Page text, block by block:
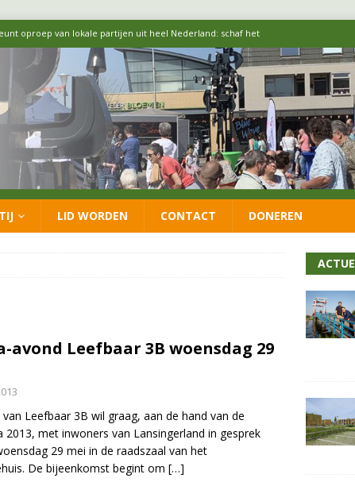
oproep van lokale partijen uit heel Nederland: schaf het
vacature voor onafhankelijke wethouder Sociaal Domein
Oekraïners én Lansingerlanders FRACTIE
presenteren coalitieakkoord: ‘Groeien met behoud van karakter’
op LOO2: belangen eigen inwoners moeten goed geborgd blijven
LID WORDEN CONTACT DONEREN
avond Leefbaar 3B woensdag 29
Leefbaar 3B wil graag, aan de hand van de
2013, met inwoners van Lansingerland in gesprek
29 mei in de raadszaal van het
De bijeenkomst begint om […]